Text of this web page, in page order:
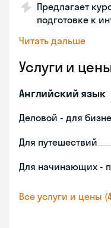
Предлагает
подготовке к
Читать дальше
Услуги и
Английский язык
Деловой - для
Для путешествий
Для начинающих -
Все услуги и цены